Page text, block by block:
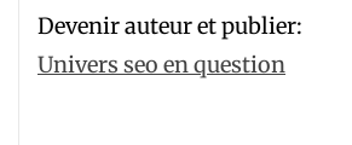
Devenir auteur et publier:
Univers seo en question